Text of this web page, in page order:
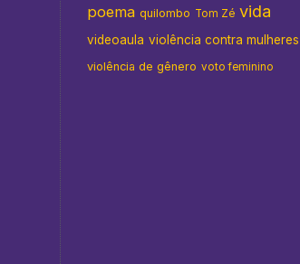
poema quilombo Tom Zé vida
videoaula violência contra mulheres
violência de gênero voto feminino